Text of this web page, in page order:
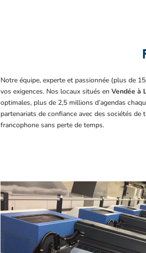
Notre équipe, experte et passionnée (plus de
vos exigences. Nos locaux situés enVendée à
optimales, plus de 2,5 millions d’agendas
partenariats de confiance avec des sociétés de
francophone sans perte de temps.